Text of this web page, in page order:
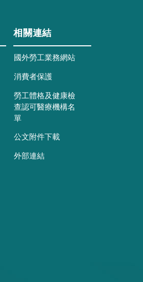
相關連結
國外勞工業務網站
消費者保護
勞工體格及健康檢
查認可醫療機構名
單
公文附件下載
外部連結